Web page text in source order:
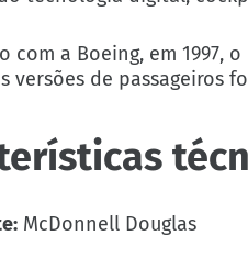
com a Boeing, em
versões de passageiros
McDonnell Douglas